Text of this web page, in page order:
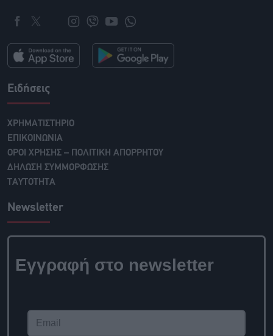
Ειδήσεις
ΧΡΗΜΑΤΙΣΤΗΡΙΟ
ΕΠΙΚΟΙΝΩΝΙΑ
ΟΡΟΙ ΧΡΗΣΗΣ – ΠΟΛΙΤΙΚΗ ΑΠΟΡΡΗΤΟΥ
ΔΗΛΩΣΗ ΣΥΜΜΟΡΦΩΣΗΣ
ΤΑΥΤΟΤΗΤΑ
Newsletter
Εγγραφή στο newsletter